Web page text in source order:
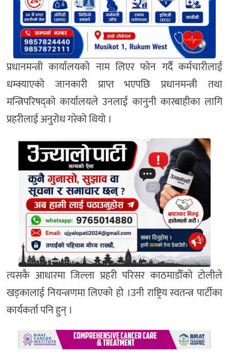
प्रधानमन्त्री कार्यालयको नाम लिएर फोन गर्दै कर्मचारीलाई
धम्क्याएको जानकारी प्राप्त भएपछि प्रधानमन्त्री तथा
मन्त्रिपरिषद्को कार्यालयले उनलाई कानुनी कारबाहीका लागि
प्रहरीलाई अनुरोध गरेको थियो ।
त्यसकै आधारमा जिल्ला प्रहरी परिसर काठमाडौँको टोलीले
खड्कालाई नियन्त्रणमा लिएको हो ।उनी राष्ट्रिय स्वतन्त्र पार्टीका
कार्यकर्ता पनि हुन् ।